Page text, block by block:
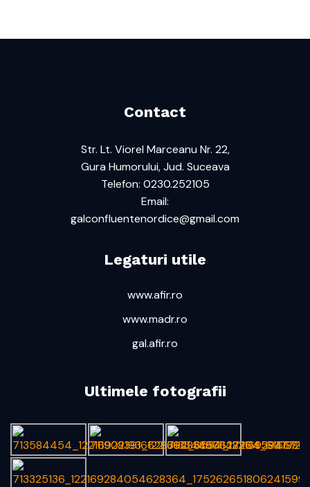
Contact
Str. Lt. Viorel Marceanu Nr. 22,
Gura Humorului, Jud. Suceava
Telefon: 0230.252105
Email:
galconfluentenordice@gmail.com
Legaturi utile
www.afir.ro
www.madr.ro
gal.afir.ro
Ultimele fotografii